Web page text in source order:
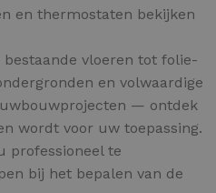
en thermostaten bekijken
vloeren tot folie-
en volwaardige
— ontdek
wordt voor uw toepassing.
professioneel te
bij het bepalen van de